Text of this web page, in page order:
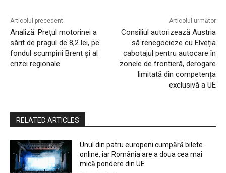
Articolul precedent
Analiză. Prețul motorinei a
sărit de pragul de 8,2 lei, pe
fondul scumpirii Brent și al
crizei regionale
Articolul următor
Consiliul autorizează Austria
să renegocieze cu Elveția
cabotajul pentru autocare în
zonele de frontieră, derogare
limitată din competența
exclusivă a UE
RELATED ARTICLES
Unul din patru europeni cumpără bilete
online, iar România are a doua cea mai
mică pondere din UE